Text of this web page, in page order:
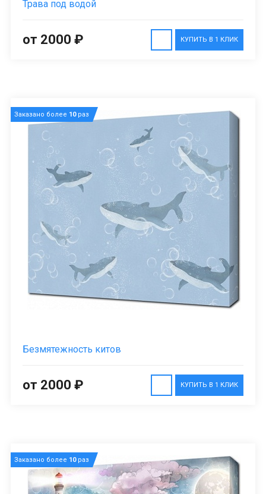
Трава под водой
КУПИТЬ В 1 КЛИК
от 2000 ₽
Заказано более 10раз
Безмятежность китов
КУПИТЬ В 1 КЛИК
от 2000 ₽
Заказано более 10раз